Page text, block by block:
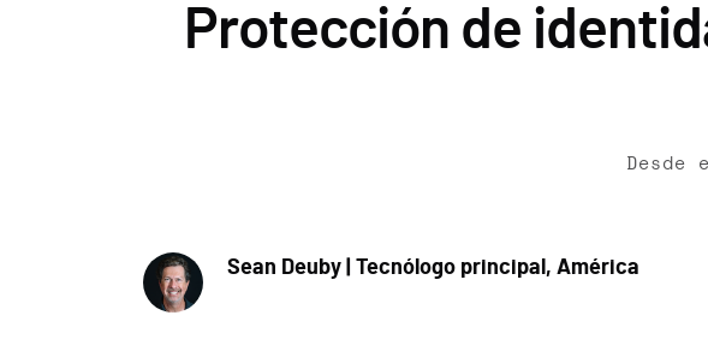
Protección de
Sean Deuby | Tecnólogo principal, América